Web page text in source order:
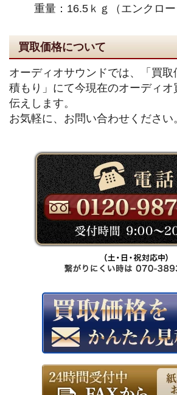
重量：16.5ｋｇ（エンクロー
買取価格について
オーディオサウンドでは、「買
積もり」にて今現在のオーディオ
伝えします。
お気軽に、お問い合わせください